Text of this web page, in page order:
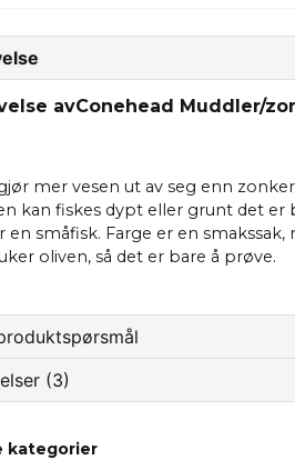
avConehead Muddler/
mer vesen ut av seg enn
kan fiskes dypt eller grunt det er
en småfisk. Farge er en
oliven, så det er bare å prøve.
oss om noe om dette produktet...
(3)
kategorier